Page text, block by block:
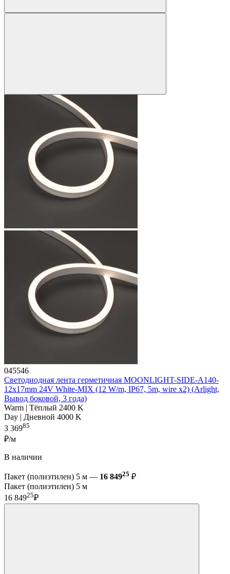
045546
Светодиодная лента герметичная MOONLIGHT-SIDE-A140-
12x17mm 24V White-MIX (12 W/m, IP67, 5m, wire x2) (Arlight,
Вывод боковой, 3 года)
Warm | Тёплый 2400 K
Day | Дневной 4000 K
3 36985
₽/м
В наличии
Пакет (полиэтилен) 5 м — 16 84925 ₽
Пакет (полиэтилен) 5 м
16 84925₽